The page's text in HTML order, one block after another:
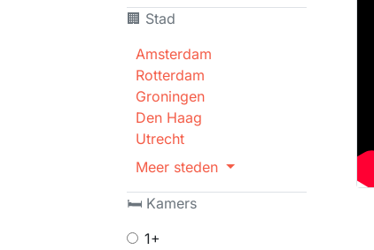
🏢 Stad
Amsterdam
Rotterdam
Groningen
Den Haag
Utrecht
Meer steden
🛏 Kamers
1+